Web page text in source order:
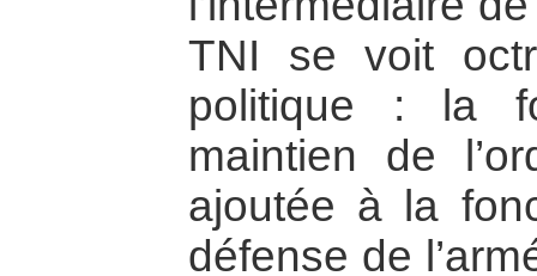
TNI se voit
politique : la
maintien de
ajoutée à la
défense de